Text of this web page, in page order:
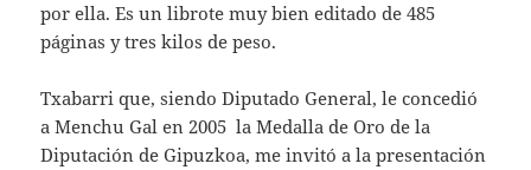
por ella. Es un librote muy bien editado de 485
páginas y tres kilos de peso.
Txabarri que, siendo Diputado General, le concedió
a Menchu Gal en 2005 la Medalla de Oro de la
Diputación de Gipuzkoa, me invitó a la presentación